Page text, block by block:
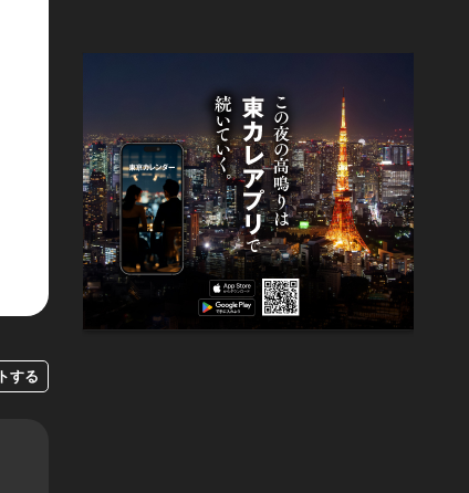
する